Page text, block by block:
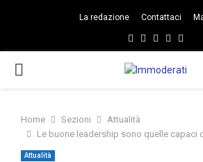
La redazione Contattaci
Facebook
TwitterInstagram
Linkedin
PRIMARY
Home Sezioni
Attualità
Le buone leadership sono quelle capaci
Attualità